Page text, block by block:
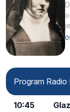
Program Radio
10:45